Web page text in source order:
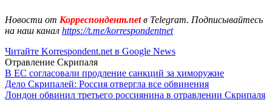
Новости от Корреспондент.netв Telegram. Подписывайтесь
на наш канал https://t.me/korrespondentnet
Читайте Korrespondent.net в Google News
Отравление Скрипаля
В ЕС согласовали продление санкций за химоружие
Дело Скрипалей: Россия отвергла все обвинения
Лондон обвинил третьего россиянина в отравлении Скрипаля